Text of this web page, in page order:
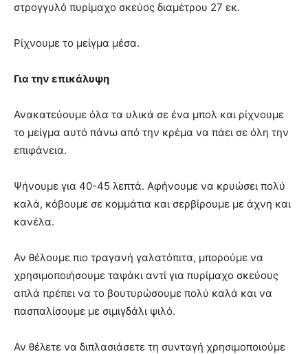
στρογγυλό πυρίμαχο σκεύος διαμέτρου 27 εκ.
Ρίχνουμε το μείγμα μέσα.
Για την επικάλυψη
Ανακατεύουμε όλα τα υλικά σε ένα μπολ και ρίχνουμε
το μείγμα αυτό πάνω από την κρέμα να πάει σε όλη την
επιφάνεια.
Ψήνουμε για 40-45 λεπτά. Αφήνουμε να κρυώσει πολύ
καλά, κόβουμε σε κομμάτια και σερβίρουμε με άχνη και
κανέλα.
Αν θέλουμε πιο τραγανή γαλατόπιτα, μπορούμε να
χρησιμοποιήσουμε ταψάκι αντί για πυρίμαχο σκεύους
απλά πρέπει να το βουτυρώσουμε πολύ καλά και να
πασπαλίσουμε με σιμιγδάλι ψιλό.
Αν θέλετε να διπλασιάσετε τη συνταγή χρησιμοποιούμε